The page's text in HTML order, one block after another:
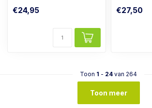
€24,95 €27,50
Toon 1 - 24 van 264
Toon meer